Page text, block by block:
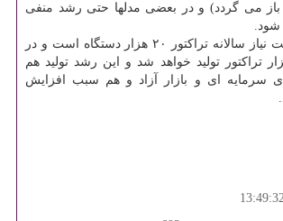
می گردد) و در بعضی مدلها حتی رشد منفی
شود.
قالیباف در انتها گفت نیاز سالانه تراکتور ۲۰ هزار دستگاه است و در
۱۴۰۱، ۳۵ هزار تراکتور تولید خواهد شد و این رشد تولید هم
سرمایه ای و بازار آزاد و هم سبب افزایش
13:49:32